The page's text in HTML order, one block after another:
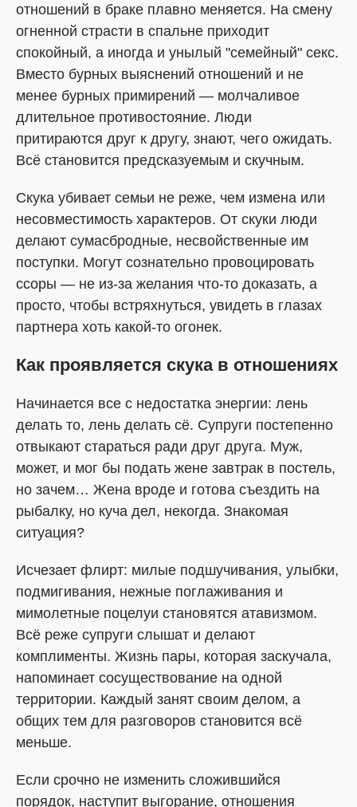
отношений в браке плавно меняется. На смену
огненной страсти в спальне приходит
спокойный, а иногда и унылый "семейный" секс.
Вместо бурных выяснений отношений и не
менее бурных примирений — молчаливое
длительное противостояние. Люди
притираются друг к другу, знают, чего ожидать.
Всё становится предсказуемым и скучным.
Скука убивает семьи не реже, чем измена или
несовместимость характеров. От скуки люди
делают сумасбродные, несвойственные им
поступки. Могут сознательно провоцировать
ссоры — не из-за желания что-то доказать, а
просто, чтобы встряхнуться, увидеть в глазах
партнера хоть какой-то огонек.
Как проявляется скука в отношениях
Начинается все с недостатка энергии: лень
делать то, лень делать сё. Супруги постепенно
отвыкают стараться ради друг друга. Муж,
может, и мог бы подать жене завтрак в постель,
но зачем… Жена вроде и готова съездить на
рыбалку, но куча дел, некогда. Знакомая
ситуация?
Исчезает флирт: милые подшучивания, улыбки,
подмигивания, нежные поглаживания и
мимолетные поцелуи становятся атавизмом.
Всё реже супруги слышат и делают
комплименты. Жизнь пары, которая заскучала,
напоминает сосуществование на одной
территории. Каждый занят своим делом, а
общих тем для разговоров становится всё
меньше.
Если срочно не изменить сложившийся
порядок, наступит выгорание, отношения